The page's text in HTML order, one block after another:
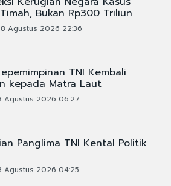
Bukan Rp300 Triliun
Agustus 2026 22:36
TNI Kembali
kepada Matra Laut
Agustus 2026 06:27
Panglima TNI Kental Politik
Agustus 2026 04:25